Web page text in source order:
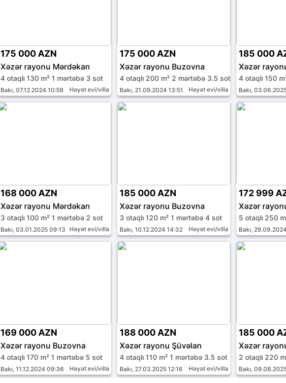
175 000 AZN
Xəzər rayonu Mərdəkan
4 otaqlı 130 m² 1 mərtəbə 3 sot
Bakı, 07.12.2024 10:59 Həyət evi/villa
175 000 AZN
Xəzər rayonu Buzovna
4 otaqlı 200 m² 2 mərtəbə 3.5 sot
Bakı, 21.09.2024 13:51 Həyət evi/villa
185 000
Xəzər
4 otaqlı 150
Bakı,
168 000 AZN
Xəzər rayonu Mərdəkan
3 otaqlı 100 m² 1 mərtəbə 2 sot
Bakı, 03.01.2025 09:13 Həyət evi/villa
185 000 AZN
Xəzər rayonu Buzovna
3 otaqlı 120 m² 1 mərtəbə 4 sot
Bakı, 10.12.2024 14:32 Həyət evi/villa
172 999
Xəzər
5 otaqlı 250
Bakı,
169 000 AZN
Xəzər rayonu Buzovna
4 otaqlı 170 m² 1 mərtəbə 5 sot
Bakı, 11.12.2024 09:36 Həyət evi/villa
188 000 AZN
Xəzər rayonu Şüvəlan
4 otaqlı 110 m² 1 mərtəbə 3.5 sot
Bakı, 27.03.2025 12:16 Həyət evi/villa
185 000
Xəzər
2 otaqlı 220
Bakı,